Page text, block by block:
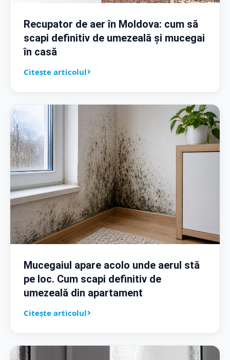
Recupator de aer în Moldova: cum să
scapi definitiv de umezeală și mucegai
în casă
Citește articolul
Mucegaiul apare acolo unde aerul stă
pe loc. Cum scapi definitiv de
umezeală din apartament
Citește articolul